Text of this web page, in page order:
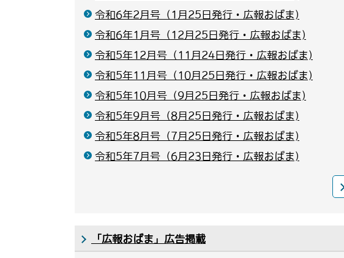
令和6年2月号（1月25日発行・広報おばま)
令和6年1月号（12月25日発行・広報おばま)
令和5年12月号（11月24日発行・広報おばま)
令和5年11月号（10月25日発行・広報おばま)
令和5年10月号（9月25日発行・広報おばま)
令和5年9月号（8月25日発行・広報おばま)
令和5年8月号（7月25日発行・広報おばま)
令和5年7月号（6月23日発行・広報おばま)
「広報おばま」広告掲載